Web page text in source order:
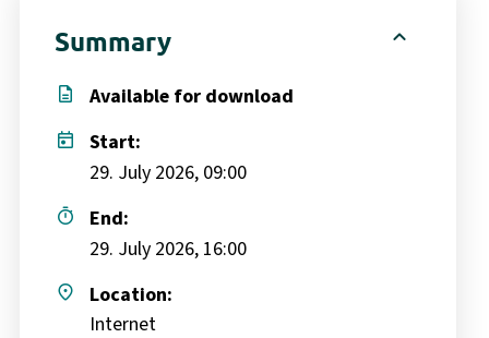
Summary expand_less
description
Available for download
today
Start:
29. July 2026, 09:00
timer
End:
29. July 2026, 16:00
place
Location:
Internet